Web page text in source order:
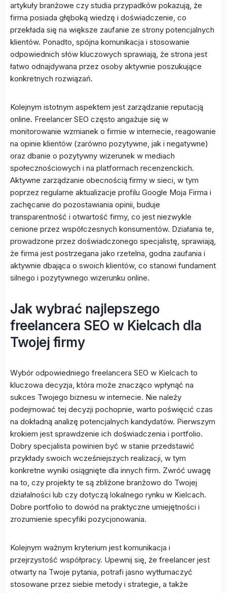
artykuły branżowe czy studia przypadków pokazują, że
firma posiada głęboką wiedzę i doświadczenie, co
przekłada się na większe zaufanie ze strony potencjalnych
klientów. Ponadto, spójna komunikacja i stosowanie
odpowiednich słów kluczowych sprawiają, że strona jest
łatwo odnajdywana przez osoby aktywnie poszukujące
konkretnych rozwiązań.
Kolejnym istotnym aspektem jest zarządzanie reputacją
online. Freelancer SEO często angażuje się w
monitorowanie wzmianek o firmie w internecie, reagowanie
na opinie klientów (zarówno pozytywne, jak i negatywne)
oraz dbanie o pozytywny wizerunek w mediach
społecznościowych i na platformach recenzenckich.
Aktywne zarządzanie obecnością firmy w sieci, w tym
poprzez regularne aktualizacje profilu Google Moja Firma i
zachęcanie do pozostawiania opinii, buduje
transparentność i otwartość firmy, co jest niezwykle
cenione przez współczesnych konsumentów. Działania te,
prowadzone przez doświadczonego specjalistę, sprawiają,
że firma jest postrzegana jako rzetelna, godna zaufania i
aktywnie dbająca o swoich klientów, co stanowi fundament
silnego i pozytywnego wizerunku online.
Jak wybrać najlepszego
freelancera SEO w Kielcach dla
Twojej firmy
Wybór odpowiedniego freelancera SEO w Kielcach to
kluczowa decyzja, która może znacząco wpłynąć na
sukces Twojego biznesu w internecie. Nie należy
podejmować tej decyzji pochopnie, warto poświęcić czas
na dokładną analizę potencjalnych kandydatów. Pierwszym
krokiem jest sprawdzenie ich doświadczenia i portfolio.
Dobry specjalista powinien być w stanie przedstawić
przykłady swoich wcześniejszych realizacji, w tym
konkretne wyniki osiągnięte dla innych firm. Zwróć uwagę
na to, czy projekty te są zbliżone branżowo do Twojej
działalności lub czy dotyczą lokalnego rynku w Kielcach.
Dobre portfolio to dowód na praktyczne umiejętności i
zrozumienie specyfiki pozycjonowania.
Kolejnym ważnym kryterium jest komunikacja i
przejrzystość współpracy. Upewnij się, że freelancer jest
otwarty na Twoje pytania, potrafi jasno wytłumaczyć
stosowane przez siebie metody i strategie, a także